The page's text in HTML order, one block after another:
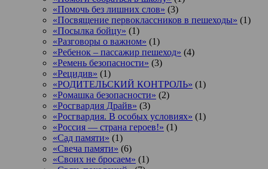
«Помочь без лишних слов» (3)
«Посвящение первоклассников в пешеходы» (1)
«Посылка бойцу» (1)
«Разговоры о важном» (1)
«Ребенок – пассажир пешеход» (4)
«Ремень безопасности» (3)
«Рецидив» (1)
«РОДИТЕЛЬСКИЙ КОНТРОЛЬ» (1)
«Ромашка безопасности» (2)
«Росгвардия Драйв» (3)
«Росгвардия. В особых условиях» (1)
«Россия — страна героев!» (1)
«Сад памяти» (1)
«Свеча памяти» (6)
«Своих не бросаем» (1)